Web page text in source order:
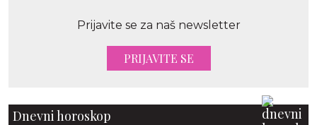
Prijavite se za naš newsletter
PRIJAVITE SE
Dnevni horoskop